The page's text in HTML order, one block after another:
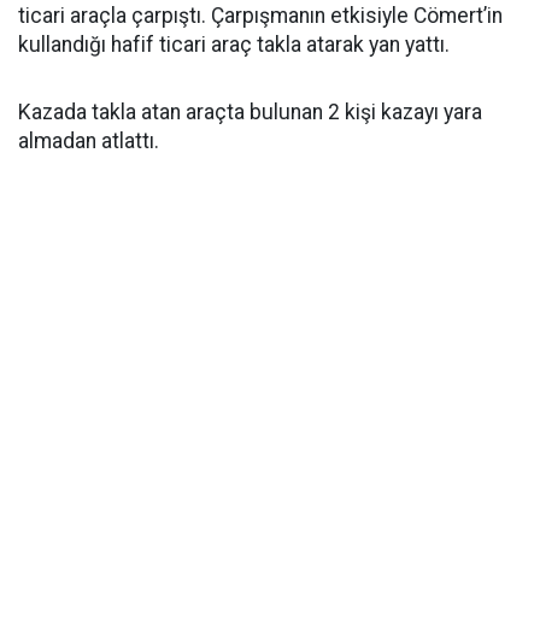
ticari araçla çarpıştı. Çarpışmanın etkisiyle Cömert’in
kullandığı hafif ticari araç takla atarak yan yattı.
Kazada takla atan araçta bulunan 2 kişi kazayı yara
almadan atlattı.